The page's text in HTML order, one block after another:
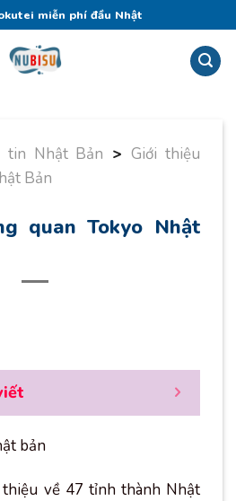
miễn phí đầu Nhật
tin Nhật Bản > Giới thiệu
Bản
quan Tokyo Nhật
về 47 tỉnh thành Nhật